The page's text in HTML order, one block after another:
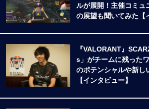
ルが展開！主催コミュ
の展望も聞いてみた【
『VALORANT』
s」がチームに残った
のポテンシャルや新し
【インタビュー】